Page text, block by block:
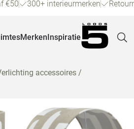
€50 300+ interieurmerken
MerkenInspiratie
accessoires /